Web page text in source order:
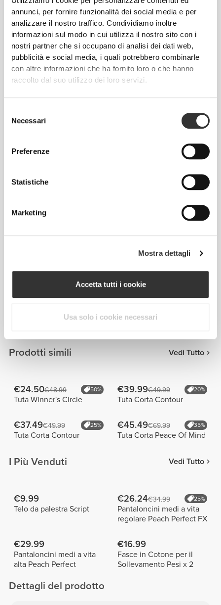
annunci, per fornire funzionalità dei social media e per
analizzare il nostro traffico. Condividiamo inoltre
informazioni sul modo in cui utilizza il nostro sito con i
nostri partner che si occupano di analisi dei dati web,
pubblicità e social media, i quali potrebbero combinarle
con altre informazioni che ha fornito loro o che hanno
raccolto dal suo utilizzo dei loro servizi.
delNecessari
Preferenze
Statistiche
Marketing
Mostra dettagli
Accetta tutti i cookie
Usa solo i cookie necessari
Info e assistenza
Recensioni globali
4.9 (20 recensioni)
Vedi Tutto
1
Julia Bounty
Prodotti simili Vedi Tutto
€24.50€48.99 50%
Tuta Winner's Circle
€39.99€49.99 20%
Tuta Corta Contour
€37.49€49.99 25%
Tuta Corta Contour
€45.49€69.99 35%
Tuta Corta Peace Of Mind
I Più Venduti Vedi Tutto
€9.99
Telo da palestra Script
€26.24€34.99 25%
Pantaloncini medi a vita
regolare Peach Perfect FX
€29.99
Pantaloncini medi a vita
alta Peach Perfect
€16.99
Fasce in Cotone per il
Sollevamento Pesi x 2
Dettagli del prodotto